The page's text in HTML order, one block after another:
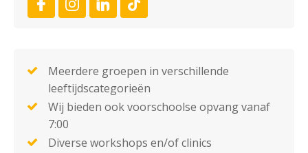
Meerdere groepen in verschillende
leeftijdscategorieën
Wij bieden ook voorschoolse opvang vanaf
7:00
Diverse workshops en/of clinics